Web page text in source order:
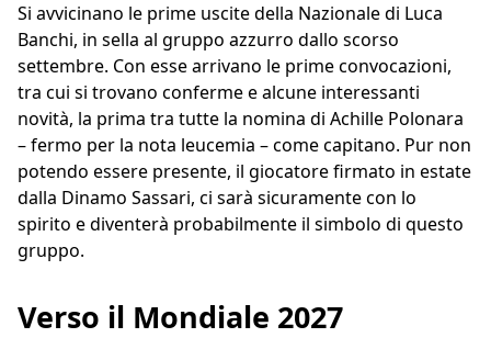
Si avvicinano le prime uscite della Nazionale di Luca
Banchi, in sella al gruppo azzurro dallo scorso
settembre. Con esse arrivano le prime convocazioni,
tra cui si trovano conferme e alcune interessanti
novità, la prima tra tutte la nomina di Achille Polonara
– fermo per la nota leucemia – come capitano. Pur non
potendo essere presente, il giocatore firmato in estate
dalla Dinamo Sassari, ci sarà sicuramente con lo
spirito e diventerà probabilmente il simbolo di questo
gruppo.
Verso il Mondiale 2027